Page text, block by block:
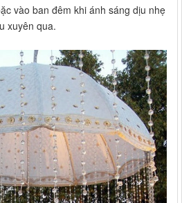
vào ban đêm khi ánh sáng dịu nhẹ
xuyên qua.